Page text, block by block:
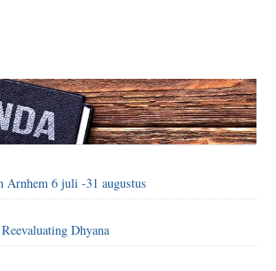
Arnhem 6 juli -31 augustus
Dhyana